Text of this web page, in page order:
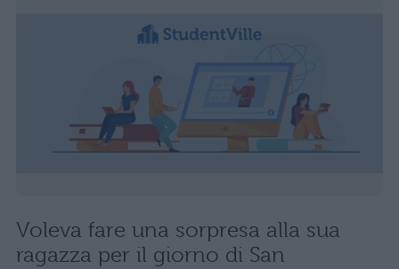
Voleva fare una sorpresa alla sua
ragazza per il giorno di San